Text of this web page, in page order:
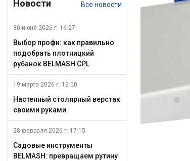
Новости Все новости
30 июня 2026 г. 16:27
Выбор профи: как правильно
подобрать плотницкий
рубанок BELMASH CPL
19 марта 2026 г. 12:00
Настенный столярный верстак
своими руками
28 февраля 2026 г. 17:15
Садовые инструменты
BELMASH: превращаем рутину